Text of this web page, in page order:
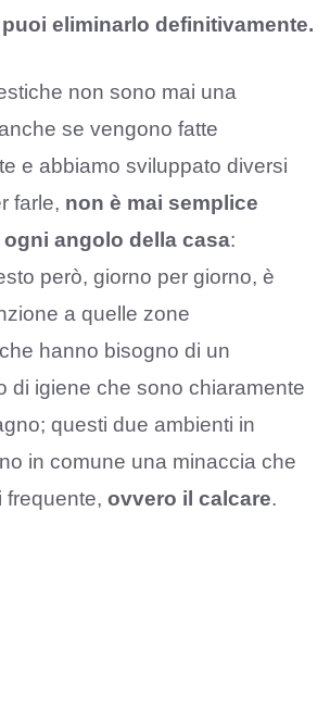
eliminarlo definitivamente.
non sono mai una
se vengono fatte
e abbiamo sviluppato diversi
farle, non è mai semplice
ogni angolo della casa:
però, giorno per giorno, è
a quelle zone
hanno bisogno di un
di igiene che sono chiaramente
questi due ambienti in
in comune una minaccia che
frequente, ovvero il calcare.